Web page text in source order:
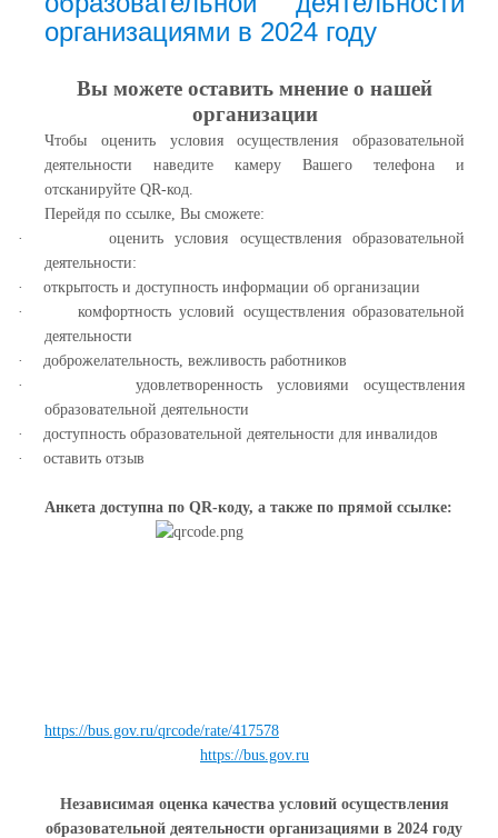
организациями в 2024 году
Вы можете оставить мнение о нашей
организации
Чтобы оценить условия осуществления образовательной
деятельности наведите камеру Вашего телефона и
отсканируйте QR-код.
Перейдя по ссылке, Вы сможете:
·
оценить условия осуществления образовательной
деятельности:
·
открытость и доступность информации об организации
·
комфортность условий осуществления образовательной
деятельности
·
доброжелательность, вежливость работников
·
удовлетворенность условиями осуществления
образовательной деятельности
·
доступность образовательной деятельности для инвалидов
·
оставить отзыв
Анкета доступна по QR-коду, а также по прямой ссылке:
https://bus.gov.ru/qrcode/rate/417578
https://bus.gov.ru
Независимая оценка качества условий осуществления
образовательной деятельности организациями в 2024 году